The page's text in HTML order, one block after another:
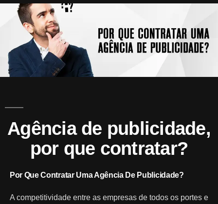
Agência de publicidade,
por que contratar?
Por Que Contratar Uma Agência De Publicidade?
A competitividade entre as empresas de todos os portes e